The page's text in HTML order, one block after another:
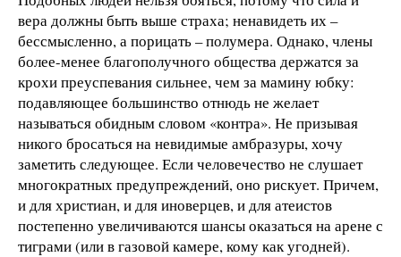
вера должны быть выше страха; ненавидеть их –
бессмысленно, а порицать – полумера. Однако, члены
более-менее благополучного общества держатся за
крохи преуспевания сильнее, чем за мамину юбку:
подавляющее большинство отнюдь не желает
называться обидным словом «контра». Не призывая
никого бросаться на невидимые амбразуры, хочу
заметить следующее. Если человечество не слушает
многократных предупреждений, оно рискует. Причем,
и для христиан, и для иноверцев, и для атеистов
постепенно увеличиваются шансы оказаться на арене с
тиграми (или в газовой камере, кому как угодней).